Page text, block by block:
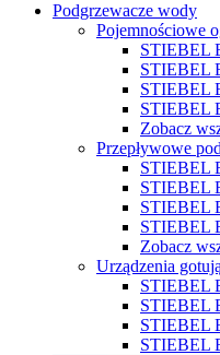
Podgrzewacze wody
Pojemnościowe
STIEBEL
STIEBEL
STIEBEL
STIEBEL
Zobacz
Przepływowe
STIEBEL
STIEBEL
STIEBEL
STIEBEL
Zobacz
Urządzenia
STIEBEL
STIEBEL
STIEBEL
STIEBEL